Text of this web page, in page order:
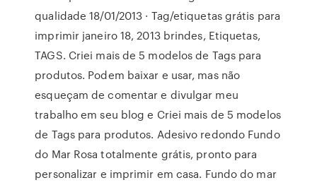
qualidade 18/01/2013 · Tag/etiquetas grátis para
imprimir janeiro 18, 2013 brindes, Etiquetas,
TAGS. Criei mais de 5 modelos de Tags para
produtos. Podem baixar e usar, mas não
esqueçam de comentar e divulgar meu
trabalho em seu blog e Criei mais de 5 modelos
de Tags para produtos. Adesivo redondo Fundo
do Mar Rosa totalmente grátis, pronto para
personalizar e imprimir em casa. Fundo do mar